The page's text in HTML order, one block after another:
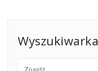
Wyszukiwarka